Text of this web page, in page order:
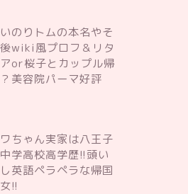
のりトムの本名やそ
wiki風プロフ＆リタ
or桜子とカップル帰
美容院パーマ好評
ちゃん実家は八王子
学高校高学歴!!頭い
英語ペラペラな帰国
!!